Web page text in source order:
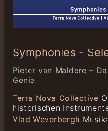
Symphonies -
Pieter van Maldere –
Genie
Terra Nova Collective
historischen
Vlad Weverbergh